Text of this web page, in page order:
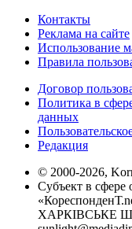
Контакты
Реклама на сайте
Использование
Правила
Договор
Политика в
данных
Редакция
© 2000-2026,
Субъект в сфере
ХАРКІВСЬКЕ